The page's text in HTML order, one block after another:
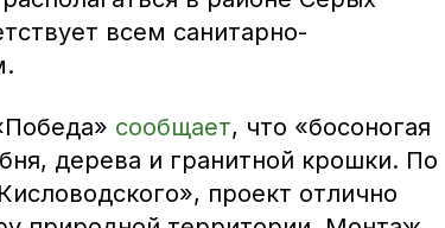
всем санитарно-
сообщает, что «босоногая
дерева и гранитной крошки. По
проект отлично